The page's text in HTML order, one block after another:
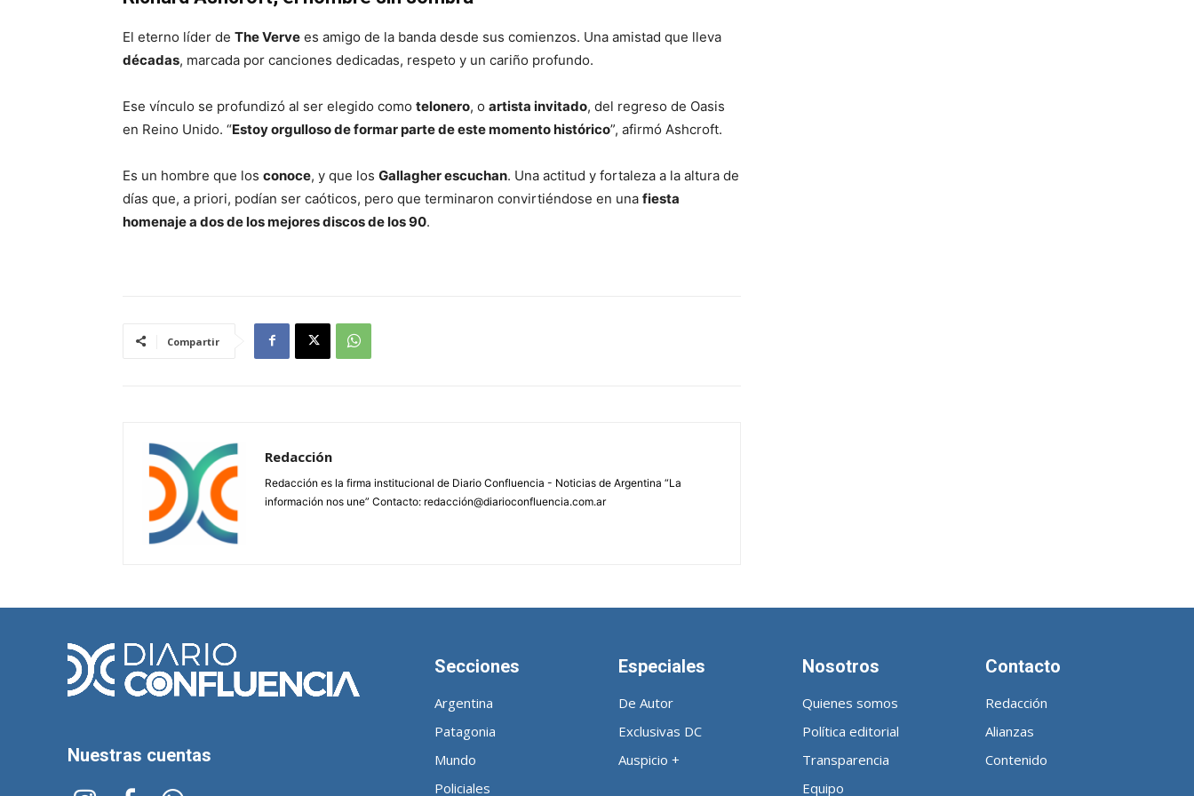
El eterno líder de The Verve es amigo de la banda desde sus comienzos. Una amistad que lleva
décadas, marcada por canciones dedicadas, respeto y un cariño profundo.
Ese vínculo se profundizó al ser elegido como telonero, o artista invitado, del regreso de Oasis
en Reino Unido. “Estoy orgulloso de formar parte de este momento histórico”, afirmó Ashcroft.
Es un hombre que los conoce, y que los Gallagher escuchan. Una actitud y fortaleza a la altura de
días que, a priori, podían ser caóticos, pero que terminaron convirtiéndose en una fiesta
homenaje a dos de los mejores discos de los 90.
Compartir
Redacción
Redacción es la firma institucional de Diario Confluencia - Noticias de Argentina “La
información nos une” Contacto: redacción@diarioconfluencia.com.ar
Nuestras cuentas
Secciones
Argentina
Patagonia
Mundo
Policiales
Especiales
De Autor
Exclusivas DC
Auspicio +
Nosotros
Quienes somos
Política editorial
Transparencia
Equipo
Contacto
Redacción
Alianzas
Contenido